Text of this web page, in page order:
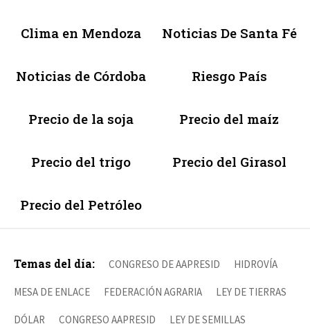
Clima en Mendoza Noticias De Santa Fé
Noticias de Córdoba Riesgo País
Precio de la soja Precio del maíz
Precio del trigo Precio del Girasol
Precio del Petróleo
Temas del día: CONGRESO DE AAPRESID HIDROVÍA
MESA DE ENLACE FEDERACIÓN AGRARIA LEY DE TIERRAS
DÓLAR CONGRESO AAPRESID LEY DE SEMILLAS